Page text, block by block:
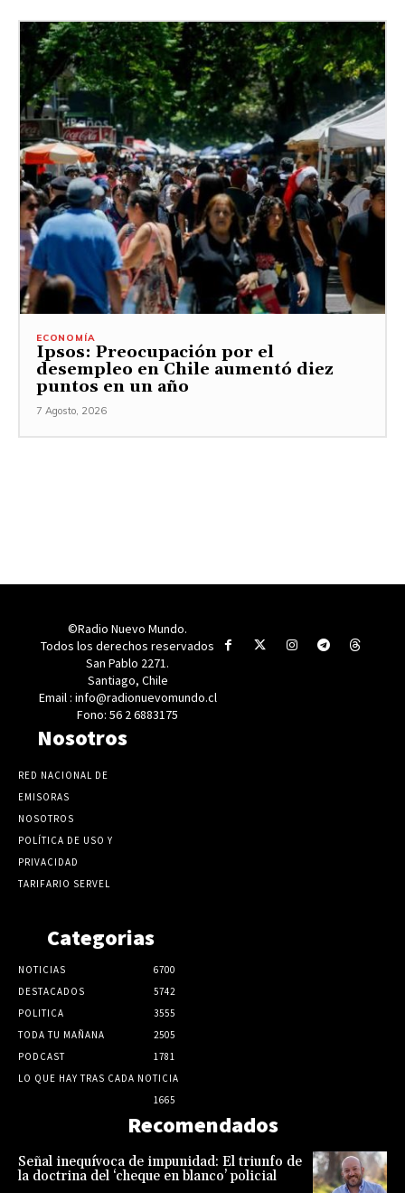
ECONOMÍA
Ipsos: Preocupación por el
desempleo en Chile aumentó diez
puntos en un año
7 Agosto, 2026
©Radio Nuevo Mundo.
Todos los derechos reservados
San Pablo 2271.
Santiago, Chile
Email : info@radionuevomundo.cl
Fono: 56 2 6883175
Nosotros
RED NACIONAL DE
EMISORAS
NOSOTROS
POLÍTICA DE USO Y
PRIVACIDAD
TARIFARIO SERVEL
Categorias
NOTICIAS
6700
DESTACADOS
5742
POLITICA
3555
TODA TU MAÑANA
2505
PODCAST
1781
LO QUE HAY TRAS CADA NOTICIA
1665
Recomendados
Señal inequívoca de impunidad: El triunfo de
la doctrina del ‘cheque en blanco’ policial